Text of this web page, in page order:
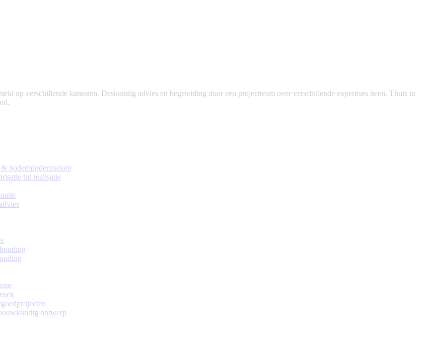
op verschillende kantoren. Deskundig advies en begeleiding door een projectteam over verschillende expertises heen. Thuis in
bodemonderzoeken
tot realisatie
ontwerp